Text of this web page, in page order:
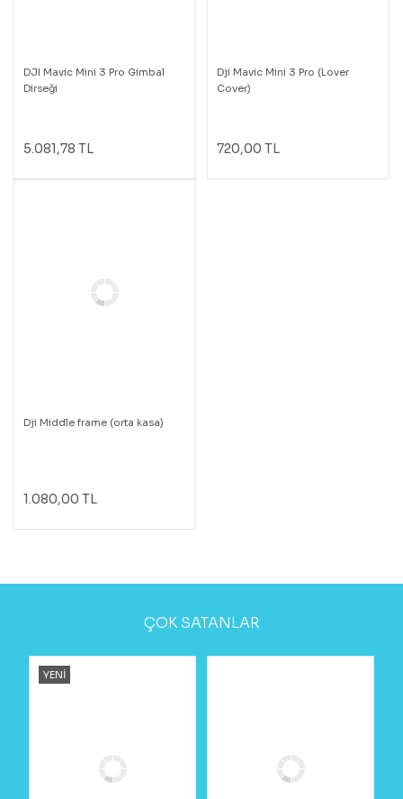
DJI Mavic Mini 3 Pro Gimbal
Dirseği
5.081,78 TL
Dji Mavic Mini 3 Pro (Lover
Cover)
720,00 TL
Dji Middle frame (orta kasa)
1.080,00 TL
ÇOK SATANLAR
YENİ